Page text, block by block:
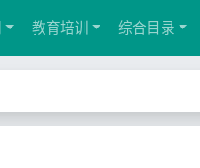
教育培训 综合目录